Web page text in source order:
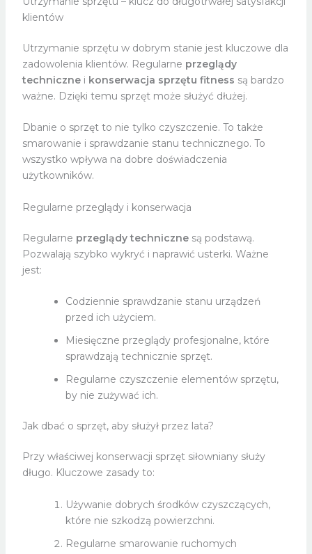
klientów
Utrzymanie sprzętu w dobrym stanie jest kluczowe dla
zadowolenia klientów. Regularne przeglądy
technicznei konserwacja sprzętu fitness są bardzo
ważne. Dzięki temu sprzęt może służyć dłużej.
Dbanie o sprzęt to nie tylko czyszczenie. To także
smarowanie i sprawdzanie stanu technicznego. To
wszystko wpływa na dobre doświadczenia
użytkowników.
Regularne przeglądy i konserwacja
Regularne przeglądy technicznesą podstawą.
Pozwalają szybko wykryć i naprawić usterki. Ważne
jest:
Codziennie sprawdzanie stanu urządzeń
przed ich użyciem.
Miesięczne przeglądy profesjonalne, które
sprawdzają technicznie sprzęt.
Regularne czyszczenie elementów sprzętu,
by nie zużywać ich.
Jak dbać o sprzęt, aby służył przez lata?
Przy właściwej konserwacji sprzęt siłowniany służy
długo. Kluczowe zasady to:
Używanie dobrych środków czyszczących,
które nie szkodzą powierzchni.
Regularne smarowanie ruchomych